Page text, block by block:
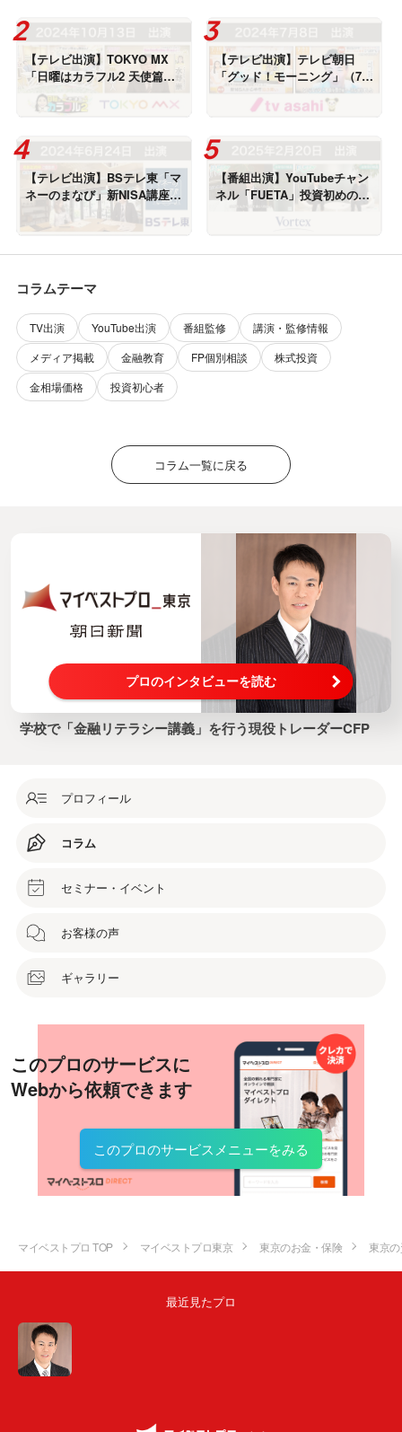
【テレビ出演】TOKYO MX
「日曜はカラフル2 天使篇」
（10月13日放送）に出演しま
した
【テレビ出演】テレビ朝日
「グッド！モーニング」（7月
8日放送）に出演しました
【テレビ出演】BSテレ東「マ
ネーのまなび」新NISA講座・
成長投資枠で個別株（6月24
日放送）に出演しました
【番組出演】YouTubeチャン
ネル「FUETA」投資初めの一
歩＜全6回＞出演しました
コラムテーマ
TV出演 YouTube出演 番組監修
講演・監修情報
メディア掲載
金融教育 FP個別相談
株式投資
金相場価格
投資初心者
コラム一覧に戻る
プロのインタビューを読む
学校で「金融リテラシー講義」を行う現役トレーダーCFP
プロフィール
コラム
セミナー・イベント
お客様の声
ギャラリー
このプロのサービスに
Webから依頼できます
このプロのサービスメニューをみる
マイベストプロ TOP マイベストプロ東京 東京のお金・保険 東京
最近見たプロ